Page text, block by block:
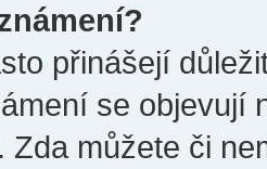
přinášejí
se objevují
Zda můžete či